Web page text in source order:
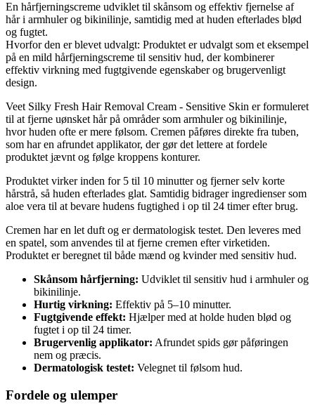
En hårfjerningscreme udviklet til skånsom og effektiv fjernelse af
hår i armhuler og bikinilinje, samtidig med at huden efterlades blød
og fugtet.
Hvorfor den er blevet udvalgt: Produktet er udvalgt som et eksempel
på en mild hårfjerningscreme til sensitiv hud, der kombinerer
effektiv virkning med fugtgivende egenskaber og brugervenligt
design.
Veet Silky Fresh Hair Removal Cream - Sensitive Skin er formuleret
til at fjerne uønsket hår på områder som armhuler og bikinilinje,
hvor huden ofte er mere følsom. Cremen påføres direkte fra tuben,
som har en afrundet applikator, der gør det lettere at fordele
produktet jævnt og følge kroppens konturer.
Produktet virker inden for 5 til 10 minutter og fjerner selv korte
hårstrå, så huden efterlades glat. Samtidig bidrager ingredienser som
aloe vera til at bevare hudens fugtighed i op til 24 timer efter brug.
Cremen har en let duft og er dermatologisk testet. Den leveres med
en spatel, som anvendes til at fjerne cremen efter virketiden.
Produktet er beregnet til både mænd og kvinder med sensitiv hud.
Skånsom hårfjerning: Udviklet til sensitiv hud i armhuler og
bikinilinje.
Hurtig virkning: Effektiv på 5–10 minutter.
Fugtgivende effekt: Hjælper med at holde huden blød og
fugtet i op til 24 timer.
Brugervenlig applikator: Afrundet spids gør påføringen
nem og præcis.
Dermatologisk testet: Velegnet til følsom hud.
Fordele og ulemper